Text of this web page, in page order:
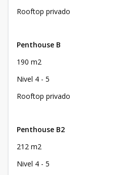
Rooftop privado
Penthouse B
190 m2
Nivel 4 - 5
Rooftop privado
Penthouse B2
212 m2
Nivel 4 - 5